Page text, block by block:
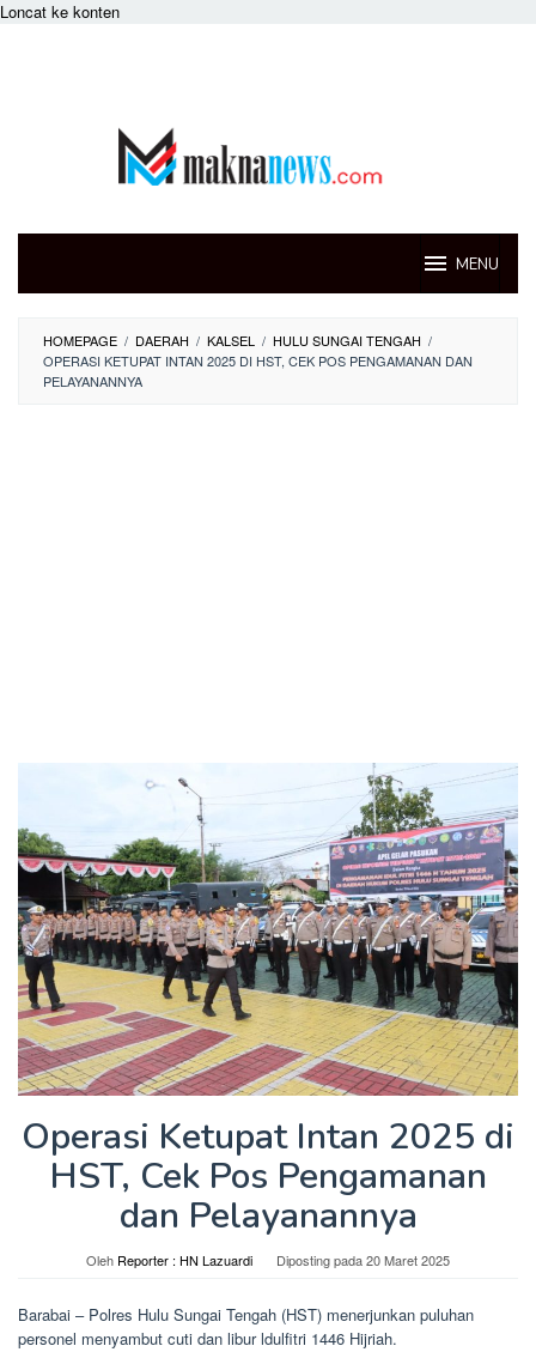
Loncat ke konten
MENU
HOMEPAGE / DAERAH / KALSEL / HULU SUNGAI TENGAH /
OPERASI KETUPAT INTAN 2025 DI HST, CEK POS PENGAMANAN DAN
PELAYANANNYA
Operasi Ketupat Intan 2025 di
HST, Cek Pos Pengamanan
dan Pelayanannya
Oleh Reporter : HN Lazuardi Diposting pada20 Maret 2025
Barabai – Polres Hulu Sungai Tengah (HST) menerjunkan puluhan
personel menyambut cuti dan libur ldulfitri 1446 Hijriah.